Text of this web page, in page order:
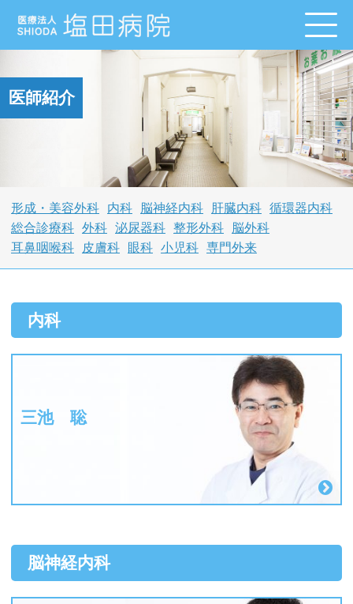
医師紹介
形成・美容外科 内科 脳神経内科 肝臓内科 循環器内科
総合診療科 外科 泌尿器科 整形外科
脳外科
耳鼻咽喉科
皮膚科 眼科 小児科 専門外来
内科
三池 聡
脳神経内科